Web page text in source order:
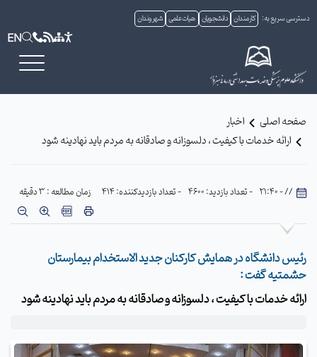
دسترسی سریع به: کارمندان دانشجویان هیات علمی شهروندان
EN
صفحه اصلی
اخبار
ارائه خدمات با کیفیت ، دلسوزانه و صادقانه به مردم باید نهادینه شود
// - 21:40 - تعداد بازدید: 4600 - تعداد بازدیدکننده: 414 زمان مطالعه : 3 دقیقه
رئیس دانشگاه در همایش کارکنان جدید الاستخدام بیمارستان
حشمتیه گفت :
ارائه خدمات با کیفیت ، دلسوزانه و صادقانه به مردم باید نهادینه شود